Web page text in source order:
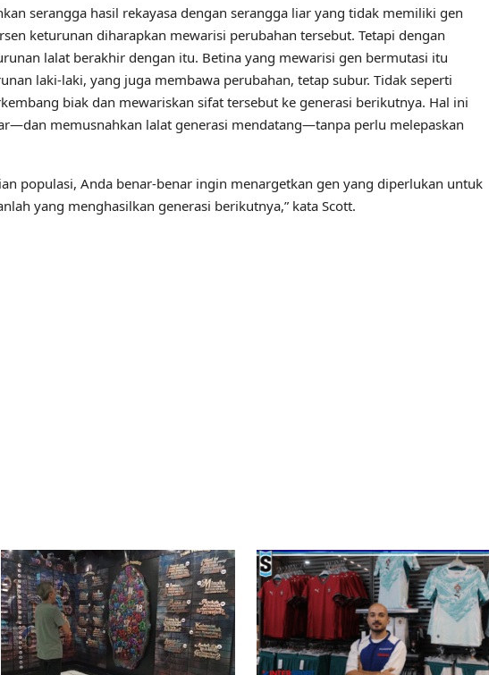
serangga hasil rekayasa dengan serangga liar yang tidak memiliki gen
keturunan diharapkan mewarisi perubahan tersebut. Tetapi dengan
lalat berakhir dengan itu. Betina yang mewarisi gen bermutasi itu
laki-laki, yang juga membawa perubahan, tetap subur. Tidak seperti
biak dan mewariskan sifat tersebut ke generasi berikutnya. Hal ini
memusnahkan lalat generasi mendatang—tanpa perlu melepaskan
populasi, Anda benar-benar ingin menargetkan gen yang diperlukan untuk
yang menghasilkan generasi berikutnya,” kata Scott.